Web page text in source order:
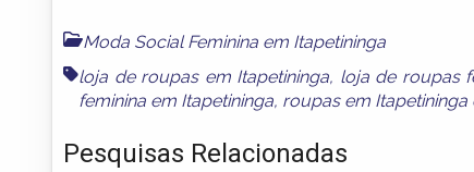
Moda Social Feminina em Itapetininga
loja de roupas em Itapetininga, loja de roupas
feminina em Itapetininga, roupas em Itapetininga
Pesquisas Relacionadas